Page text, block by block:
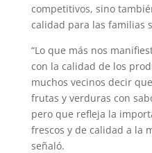
competitivos, sino
calidad para las familias
“Lo que más nos
con la calidad de los
muchos vecinos decir
frutas y verduras con
pero que refleja la
frescos y de calidad a la
señaló.